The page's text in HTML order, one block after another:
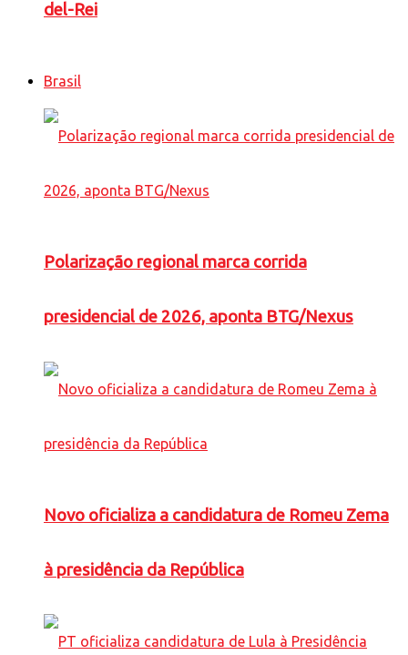
del-Rei
Brasil
Polarização regional marca corrida
presidencial de 2026, aponta BTG/Nexus
Novo oficializa a candidatura de Romeu Zema
à presidência da República